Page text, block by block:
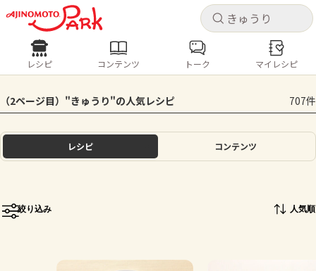
キャ
ログインするとレシピを保存できます
ログイン
ホーム
キャ
レシピ コンテンツ
人気の食材・レシピ
きゅうり なす トマト とうもろこし
ピーマン
レシピ コンテンツ トーク マイレシピ
（2ページ目）"きゅうり"の人気レシピ 707件
レシピ コンテンツ
絞り込み 人気順